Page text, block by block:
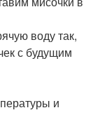
воду так,
с будущим
и